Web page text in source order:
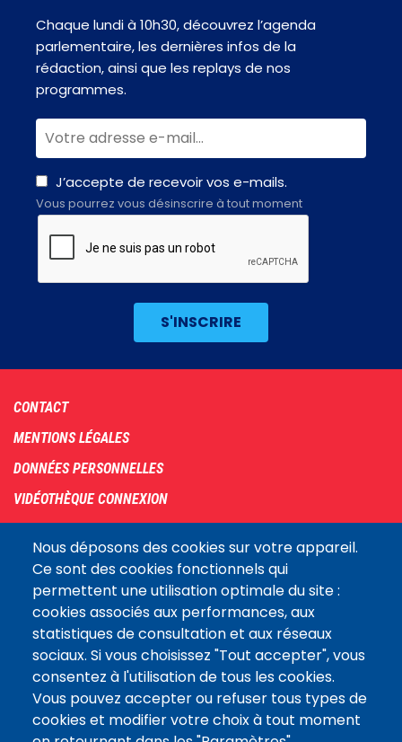
Nous déposons des cookies sur votre appareil.
Ce sont des cookies fonctionnels qui
permettent une utilisation optimale du site :
cookies associés aux performances, aux
statistiques de consultation et aux réseaux
sociaux. Si vous choisissez "Tout accepter", vous
consentez à l'utilisation de tous les cookies.
Vous pouvez accepter ou refuser tous types de
cookies et modifier votre choix à tout moment
Chaque lundi à 10h30, découvrez l’agenda
parlementaire, les dernières infos de la
rédaction, ainsi que les replays de nos
programmes.
J’accepte de recevoir vos e-mails.
Vous pourrez vous désinscrire à tout moment
Footer
menu
CONTACT
MENTIONS LÉGALES
DONNÉES PERSONNELLES
VIDÉOTHÈQUE CONNEXION
COOKIES
Assemblée
nationaleLE SITE DE L’ASSEMBLÉE NATIONALE
Suivez-nous